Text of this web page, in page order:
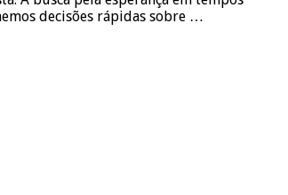
decisões rápidas sobre …